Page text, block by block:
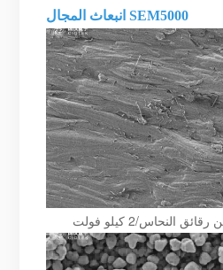
انبعاث المجال SEM5000